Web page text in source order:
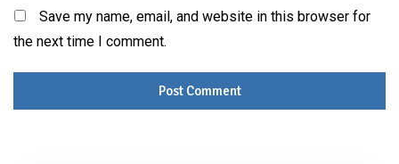
Save my name, email, and website in this browser for
the next time I comment.